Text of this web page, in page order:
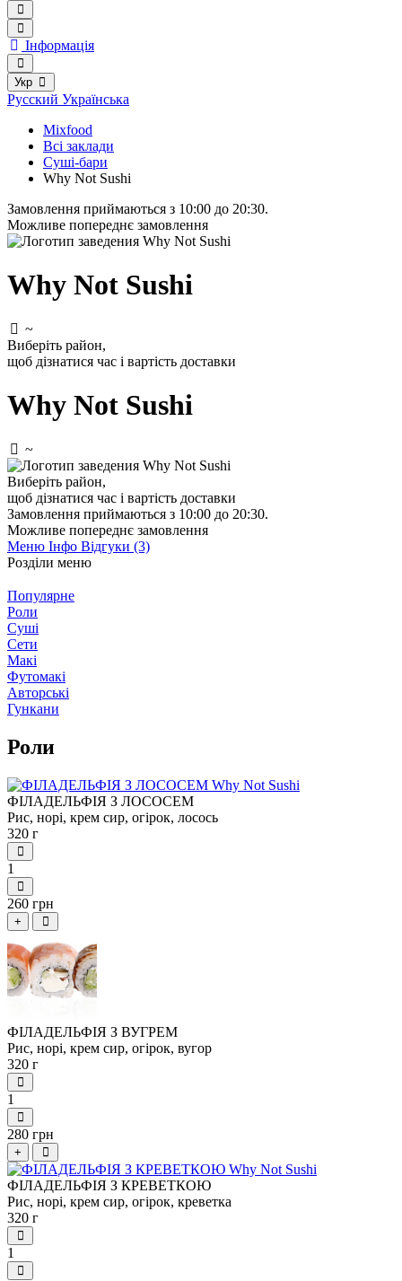
Інформація
Укр
Русский Українська
Mixfood
Всі заклади
Суші-бари
Why Not Sushi
Замовлення приймаються з 10:00 до 20:30.
Можливе попереднє замовлення
Why Not Sushi
~
Виберіть район,
щоб дізнатися час і вартість доставки
Why Not Sushi
~
Виберіть район,
щоб дізнатися час і вартість доставки
Замовлення приймаються з 10:00 до 20:30.
Можливе попереднє замовлення
Меню Інфо Відгуки (3)
Розділи меню
Популярне
Роли
Суші
Сети
Макі
Футомакі
Авторські
Гункани
Роли
ФІЛАДЕЛЬФІЯ З ЛОСОСЕМ
Рис, норі, крем сир, огірок, лосось
320 г
1
260 грн
+
ФІЛАДЕЛЬФІЯ З ВУГРЕМ
Рис, норі, крем сир, огірок, вугор
320 г
1
280 грн
+
ФІЛАДЕЛЬФІЯ З КРЕВЕТКОЮ
Рис, норі, крем сир, огірок, креветка
320 г
1